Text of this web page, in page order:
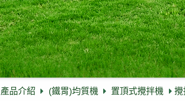
產品介紹 (鐵胃)均質機 置頂式攪拌機 攪